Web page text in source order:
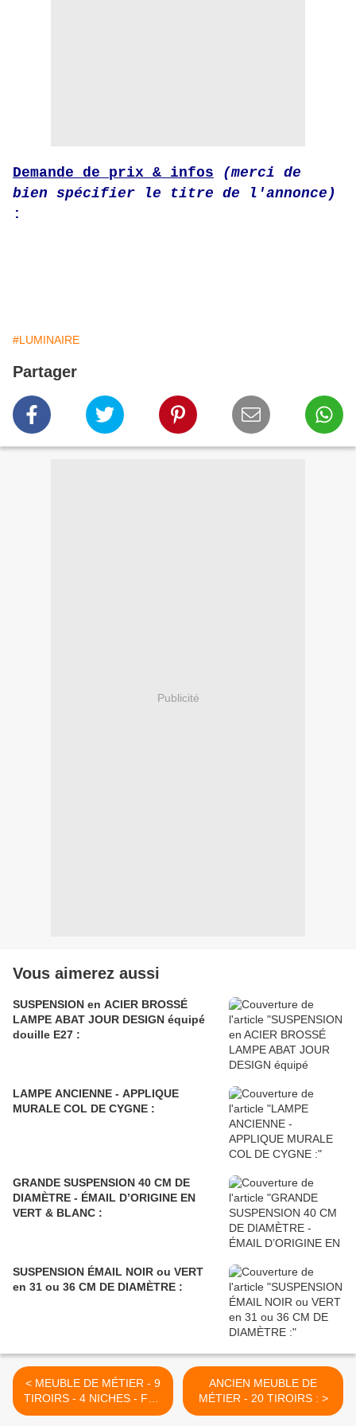
Demande de prix & infos
(merci de
bien spécifier le titre de l'annonce)
:
#LUMINAIRE
Partager
Publicité
Vous aimerez aussi
SUSPENSION en ACIER BROSSÉ
LAMPE ABAT JOUR DESIGN équipé
douille E27 :
LAMPE ANCIENNE - APPLIQUE
MURALE COL DE CYGNE :
GRANDE SUSPENSION 40 CM DE
DIAMÈTRE - ÉMAIL D’ORIGINE EN
VERT & BLANC :
SUSPENSION ÉMAIL NOIR ou VERT
en 31 ou 36 CM DE DIAMÈTRE :
< MEUBLE DE MÉTIER - 9
TIROIRS - 4 NICHES - FER
ET BOIS :
ANCIEN MEUBLE DE
MÉTIER - 20 TIROIRS : >